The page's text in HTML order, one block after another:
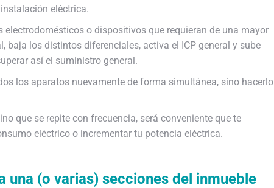
eléctrica.
o dispositivos que requieran de una mayor
baja los distintos diferenciales, activa el ICP general y sube
así el suministro general.
los aparatos nuevamente de forma simultánea, sino hacerlo
que se repite con frecuencia, será conveniente que te
eléctrico o incrementar tu potencia eléctrica.
(o varias) secciones del inmueble